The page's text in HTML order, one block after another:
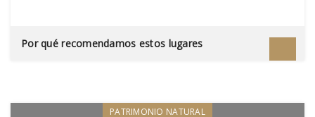
d'agneau au romarin ou la crème brûlée au foie
gras. Les saveurs de Provence dans toutes leurs
Por qué recomendamos estos lugares
PATRIMONIO NATURAL